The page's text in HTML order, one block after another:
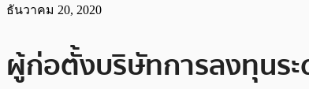
ธันวาคม 20, 2020
ผู้ก่อตั้งบริษัทการลงทุนระ